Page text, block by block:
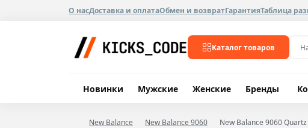
О насДоставка и оплатаОбмен и возвратГарантияТаблица
Каталог товаров
Новинки Мужские Женские Бренды
New Balance New Balance 9060 New Balance 9060